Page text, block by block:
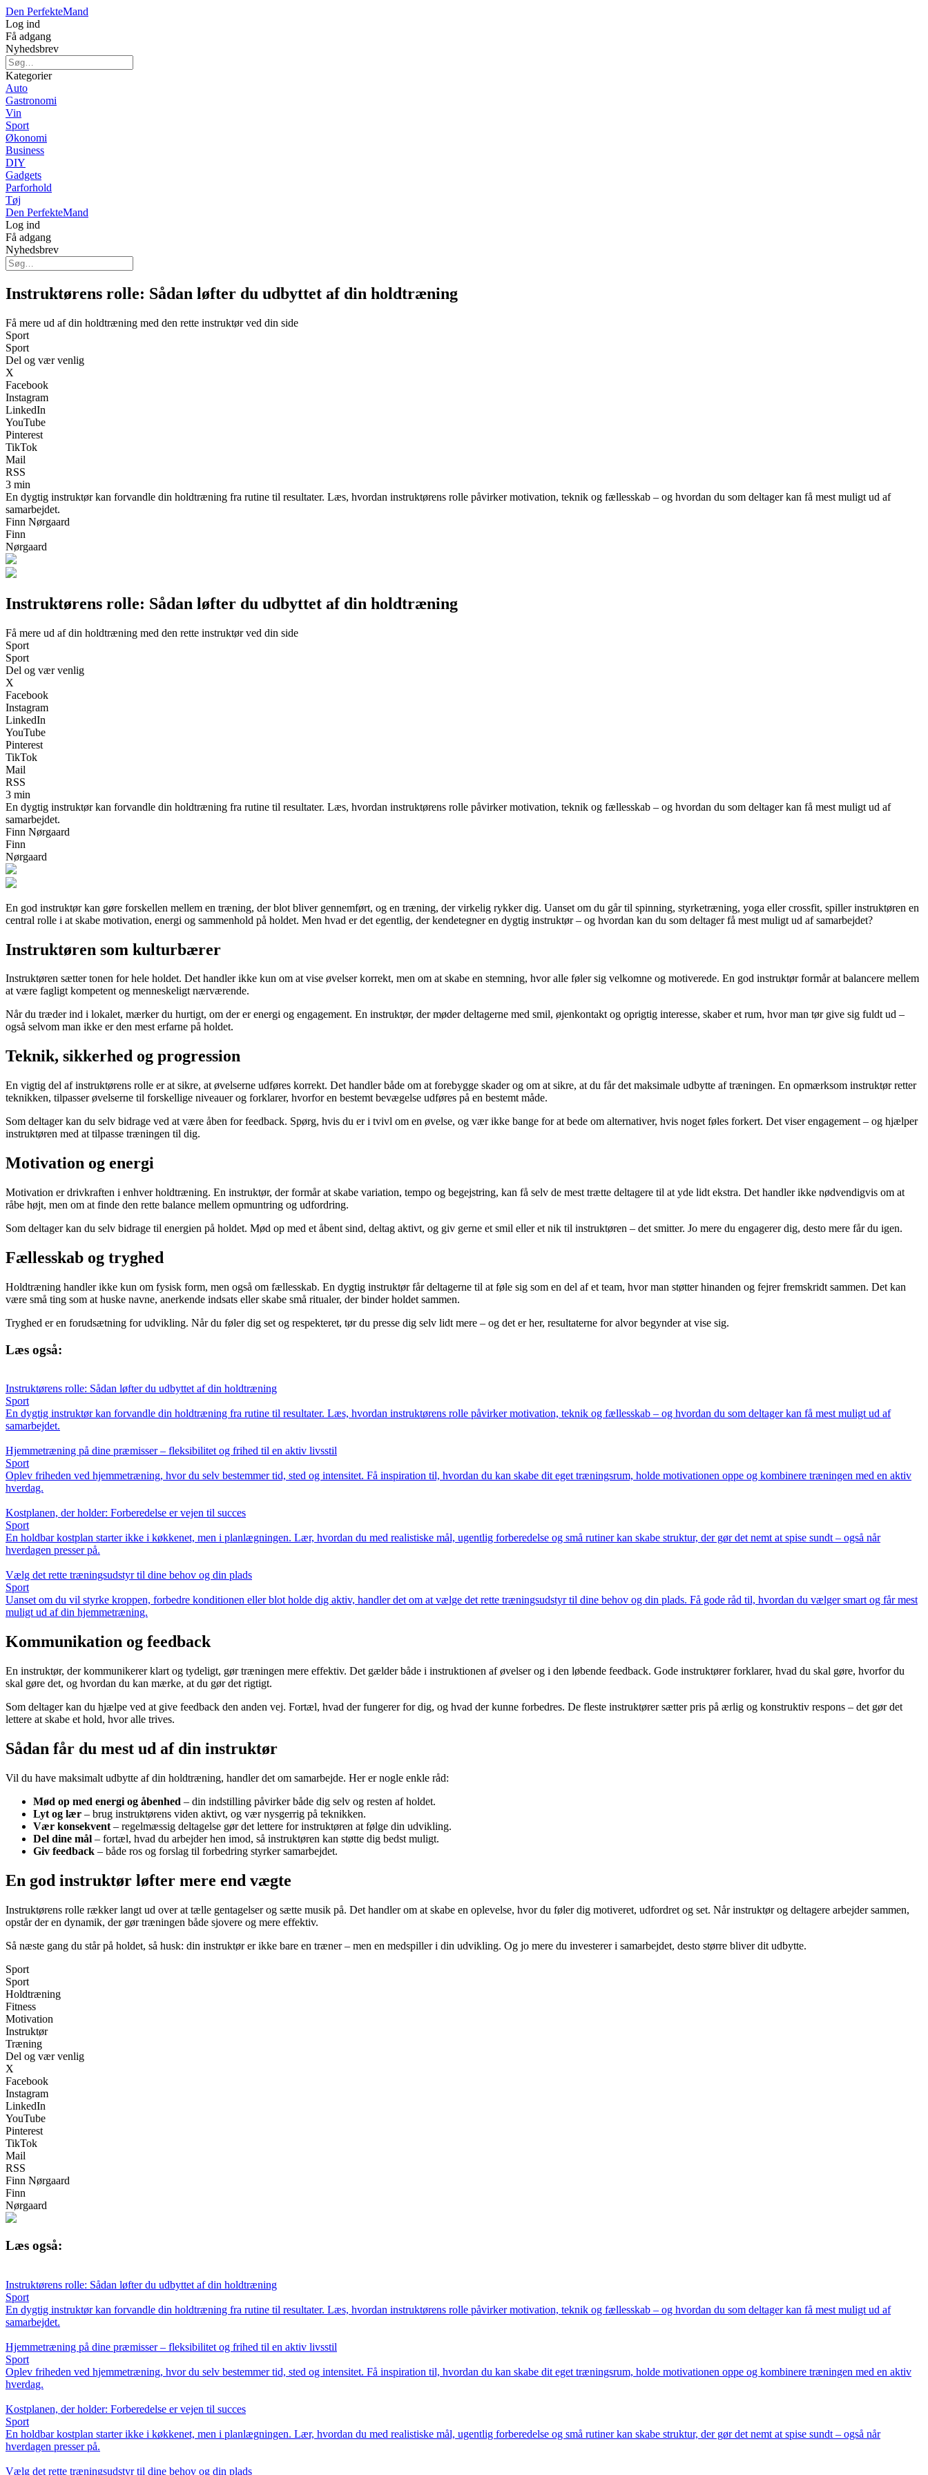
Den PerfekteMand
Log ind
Få adgang
Nyhedsbrev
Kategorier
Auto
Gastronomi
Vin
Sport
Økonomi
Business
DIY
Gadgets
Parforhold
Tøj
Den PerfekteMand
Log ind
Få adgang
Nyhedsbrev
Instruktørens rolle: Sådan løfter du udbyttet af din holdtræning
Få mere ud af din holdtræning med den rette instruktør ved din side
Sport
Sport
Del og vær venlig
X
Facebook
Instagram
LinkedIn
YouTube
Pinterest
TikTok
Mail
RSS
3 min
En dygtig instruktør kan forvandle din holdtræning fra rutine til resultater. Læs, hvordan instruktørens rolle påvirker motivation, teknik og fællesskab – og hvordan du som deltager kan få mest muligt ud af
samarbejdet.
Finn Nørgaard
Finn
Nørgaard
Instruktørens rolle: Sådan løfter du udbyttet af din holdtræning
Få mere ud af din holdtræning med den rette instruktør ved din side
Sport
Sport
Del og vær venlig
X
Facebook
Instagram
LinkedIn
YouTube
Pinterest
TikTok
Mail
RSS
3 min
En dygtig instruktør kan forvandle din holdtræning fra rutine til resultater. Læs, hvordan instruktørens rolle påvirker motivation, teknik og fællesskab – og hvordan du som deltager kan få mest muligt ud af
samarbejdet.
Finn Nørgaard
Finn
Nørgaard
En god instruktør kan gøre forskellen mellem en træning, der blot bliver gennemført, og en træning, der virkelig rykker dig. Uanset om du går til spinning, styrketræning, yoga eller crossfit, spiller instruktøren en
central rolle i at skabe motivation, energi og sammenhold på holdet. Men hvad er det egentlig, der kendetegner en dygtig instruktør – og hvordan kan du som deltager få mest muligt ud af samarbejdet?
Instruktøren som kulturbærer
Instruktøren sætter tonen for hele holdet. Det handler ikke kun om at vise øvelser korrekt, men om at skabe en stemning, hvor alle føler sig velkomne og motiverede. En god instruktør formår at balancere mellem
at være fagligt kompetent og menneskeligt nærværende.
Når du træder ind i lokalet, mærker du hurtigt, om der er energi og engagement. En instruktør, der møder deltagerne med smil, øjenkontakt og oprigtig interesse, skaber et rum, hvor man tør give sig fuldt ud –
også selvom man ikke er den mest erfarne på holdet.
Teknik, sikkerhed og progression
En vigtig del af instruktørens rolle er at sikre, at øvelserne udføres korrekt. Det handler både om at forebygge skader og om at sikre, at du får det maksimale udbytte af træningen. En opmærksom instruktør retter
teknikken, tilpasser øvelserne til forskellige niveauer og forklarer, hvorfor en bestemt bevægelse udføres på en bestemt måde.
Som deltager kan du selv bidrage ved at være åben for feedback. Spørg, hvis du er i tvivl om en øvelse, og vær ikke bange for at bede om alternativer, hvis noget føles forkert. Det viser engagement – og hjælper
instruktøren med at tilpasse træningen til dig.
Motivation og energi
Motivation er drivkraften i enhver holdtræning. En instruktør, der formår at skabe variation, tempo og begejstring, kan få selv de mest trætte deltagere til at yde lidt ekstra. Det handler ikke nødvendigvis om at
råbe højt, men om at finde den rette balance mellem opmuntring og udfordring.
Som deltager kan du selv bidrage til energien på holdet. Mød op med et åbent sind, deltag aktivt, og giv gerne et smil eller et nik til instruktøren – det smitter. Jo mere du engagerer dig, desto mere får du igen.
Fællesskab og tryghed
Holdtræning handler ikke kun om fysisk form, men også om fællesskab. En dygtig instruktør får deltagerne til at føle sig som en del af et team, hvor man støtter hinanden og fejrer fremskridt sammen. Det kan
være små ting som at huske navne, anerkende indsats eller skabe små ritualer, der binder holdet sammen.
Tryghed er en forudsætning for udvikling. Når du føler dig set og respekteret, tør du presse dig selv lidt mere – og det er her, resultaterne for alvor begynder at vise sig.
Læs også:
Instruktørens rolle: Sådan løfter du udbyttet af din holdtræning
Sport
En dygtig instruktør kan forvandle din holdtræning fra rutine til resultater. Læs, hvordan instruktørens rolle påvirker motivation, teknik og fællesskab – og hvordan du som deltager kan få mest muligt ud af
samarbejdet.
Hjemmetræning på dine præmisser – fleksibilitet og frihed til en aktiv livsstil
Sport
Oplev friheden ved hjemmetræning, hvor du selv bestemmer tid, sted og intensitet. Få inspiration til, hvordan du kan skabe dit eget træningsrum, holde motivationen oppe og kombinere træningen med en aktiv
hverdag.
Kostplanen, der holder: Forberedelse er vejen til succes
Sport
En holdbar kostplan starter ikke i køkkenet, men i planlægningen. Lær, hvordan du med realistiske mål, ugentlig forberedelse og små rutiner kan skabe struktur, der gør det nemt at spise sundt – også når
hverdagen presser på.
Vælg det rette træningsudstyr til dine behov og din plads
Sport
Uanset om du vil styrke kroppen, forbedre konditionen eller blot holde dig aktiv, handler det om at vælge det rette træningsudstyr til dine behov og din plads. Få gode råd til, hvordan du vælger smart og får mest
muligt ud af din hjemmetræning.
Kommunikation og feedback
En instruktør, der kommunikerer klart og tydeligt, gør træningen mere effektiv. Det gælder både i instruktionen af øvelser og i den løbende feedback. Gode instruktører forklarer, hvad du skal gøre, hvorfor du
skal gøre det, og hvordan du kan mærke, at du gør det rigtigt.
Som deltager kan du hjælpe ved at give feedback den anden vej. Fortæl, hvad der fungerer for dig, og hvad der kunne forbedres. De fleste instruktører sætter pris på ærlig og konstruktiv respons – det gør det
lettere at skabe et hold, hvor alle trives.
Sådan får du mest ud af din instruktør
Vil du have maksimalt udbytte af din holdtræning, handler det om samarbejde. Her er nogle enkle råd:
Mød op med energi og åbenhed – din indstilling påvirker både dig selv og resten af holdet.
Lyt og lær – brug instruktørens viden aktivt, og vær nysgerrig på teknikken.
Vær konsekvent – regelmæssig deltagelse gør det lettere for instruktøren at følge din udvikling.
Del dine mål – fortæl, hvad du arbejder hen imod, så instruktøren kan støtte dig bedst muligt.
Giv feedback – både ros og forslag til forbedring styrker samarbejdet.
En god instruktør løfter mere end vægte
Instruktørens rolle rækker langt ud over at tælle gentagelser og sætte musik på. Det handler om at skabe en oplevelse, hvor du føler dig motiveret, udfordret og set. Når instruktør og deltagere arbejder sammen,
opstår der en dynamik, der gør træningen både sjovere og mere effektiv.
Så næste gang du står på holdet, så husk: din instruktør er ikke bare en træner – men en medspiller i din udvikling. Og jo mere du investerer i samarbejdet, desto større bliver dit udbytte.
Sport
Sport
Holdtræning
Fitness
Motivation
Instruktør
Træning
Del og vær venlig
X
Facebook
Instagram
LinkedIn
YouTube
Pinterest
TikTok
Mail
RSS
Finn Nørgaard
Finn
Nørgaard
Læs også:
Instruktørens rolle: Sådan løfter du udbyttet af din holdtræning
Sport
En dygtig instruktør kan forvandle din holdtræning fra rutine til resultater. Læs, hvordan instruktørens rolle påvirker motivation, teknik og fællesskab – og hvordan du som deltager kan få mest muligt ud af
samarbejdet.
Hjemmetræning på dine præmisser – fleksibilitet og frihed til en aktiv livsstil
Sport
Oplev friheden ved hjemmetræning, hvor du selv bestemmer tid, sted og intensitet. Få inspiration til, hvordan du kan skabe dit eget træningsrum, holde motivationen oppe og kombinere træningen med en aktiv
hverdag.
Kostplanen, der holder: Forberedelse er vejen til succes
Sport
En holdbar kostplan starter ikke i køkkenet, men i planlægningen. Lær, hvordan du med realistiske mål, ugentlig forberedelse og små rutiner kan skabe struktur, der gør det nemt at spise sundt – også når
hverdagen presser på.
Vælg det rette træningsudstyr til dine behov og din plads